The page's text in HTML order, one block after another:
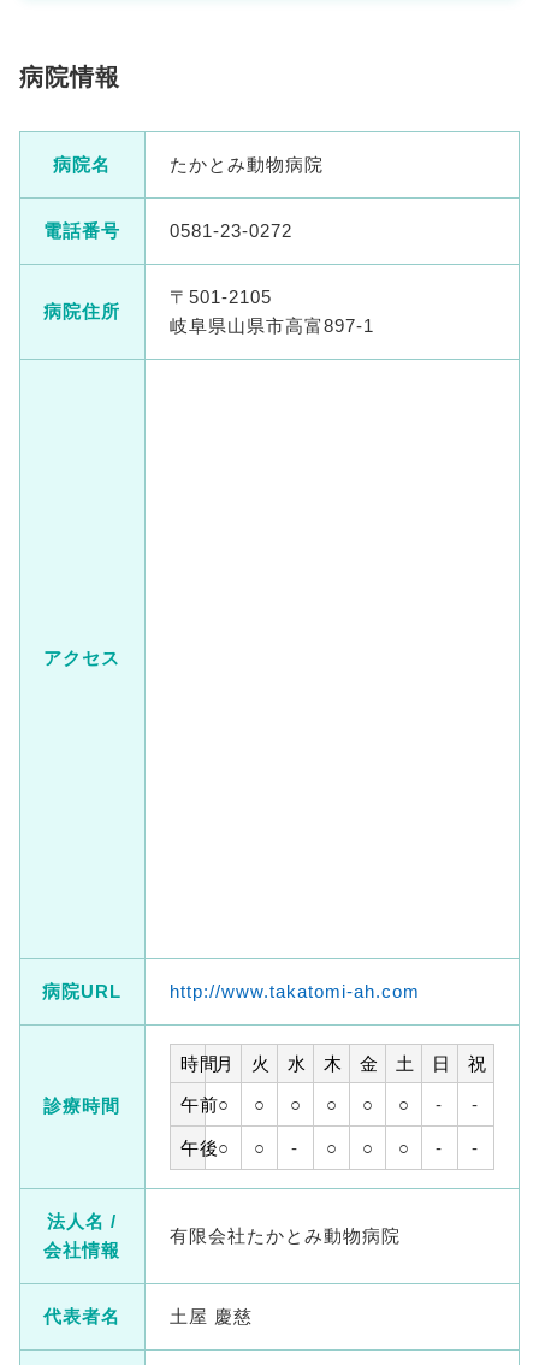
病院情報
病院名 たかとみ動物病院
電話番号 0581-23-0272
病院住所
〒501-2105
岐阜県山県市高富897-1
アクセス
病院URL http://www.takatomi-ah.com
診療時間
時間月 火 水 木 金 土 日
祝
午前○ ○ ○ ○ ○ ○ - -
午後○ ○ - ○ ○ ○ - -
法人名 /
会社情報
有限会社たかとみ動物病院
代表者名 土屋 慶慈